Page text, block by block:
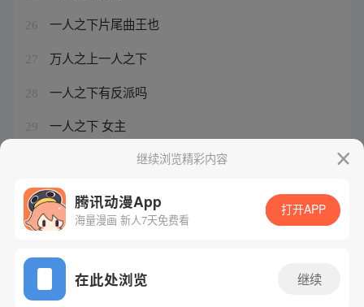
26 一人之下片尾曲王也
27 万人之上一人之下
28 一人之下有反派吗
29 一人之下 女主
继续浏览精彩内容
腾讯动漫App
海量漫画 新人7天免费看
打开APP
在此处浏览 继续
网站备案/许可证号：粤B2-20090059-5
Copyright©1998 - 2026 Tencent. All Rights Reserved